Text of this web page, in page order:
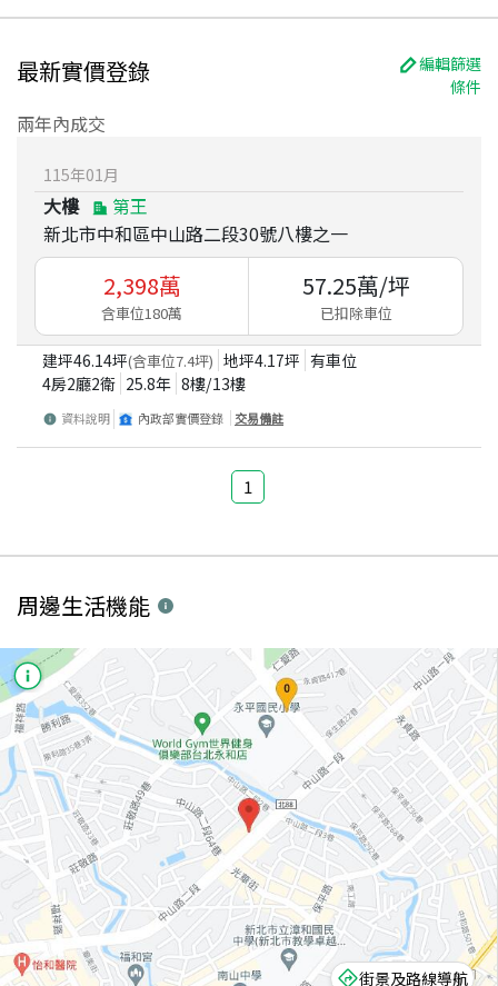
最新實價登錄
編輯篩選
條件
兩年內成交
115年01 月
大樓
第王
新北市中和區中山路二段30號八樓之一
2,398萬
含車位180萬
57.25萬/坪
已扣除車位
建坪46.14坪(含車位7.4坪) 地坪4.17坪 有車位
4房2廳2衛 25.8年 8樓/13樓
資料說明 內政部實價登錄 交易備註
1
周邊生活機能
街景及路線導航